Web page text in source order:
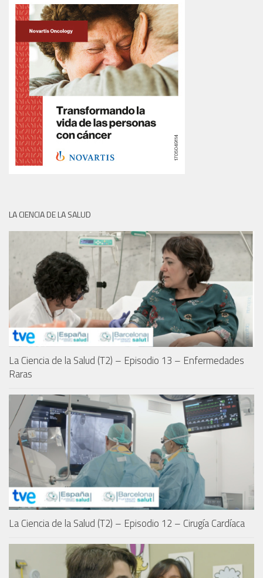
LA CIENCIA DE LA SALUD
La Ciencia de la Salud (T2) – Episodio 13 – Enfermedades
Raras
La Ciencia de la Salud (T2) – Episodio 12 – Cirugía Cardíaca